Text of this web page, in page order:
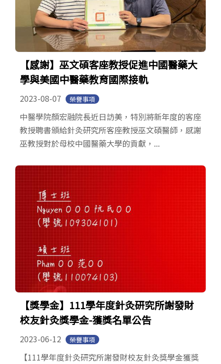
Open
English
【感謝】巫文碩客座教授促進中國醫藥大
學與美國中醫藥教育國際接軌
2023-08-07 榮譽事項
中醫學院顏宏融院長近日訪美，特別將新年度的客座
教授聘書頒給針灸研究所客座教授巫文碩醫師，感謝
巫教授對於母校中國醫藥大學的貢獻，...
【獎學金】111學年度針灸研究所謝發財
校友針灸獎學金-獲獎名單公告
2023-06-12 榮譽事項
【111學年度針灸研究所謝發財校友針灸獎學金獲獎